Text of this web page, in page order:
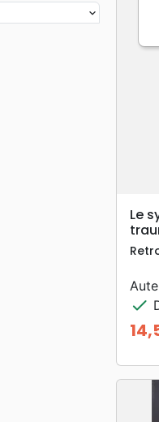
Le
check
Prix